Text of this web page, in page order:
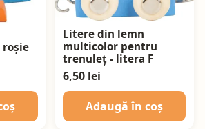
roșie
Litere din lemn
multicolor pentru
trenuleț - litera F
6,50 lei
Adaugă în coș